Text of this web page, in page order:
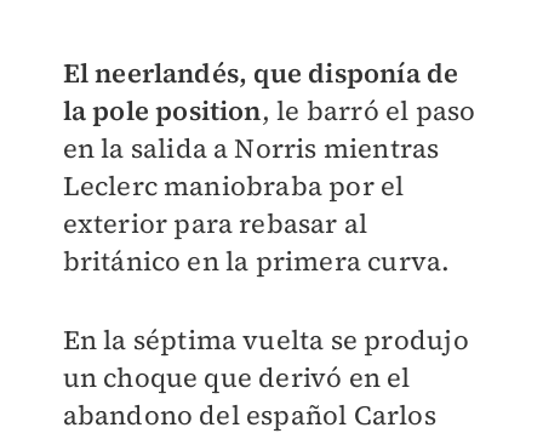
El neerlandés, que disponía de
la pole position, le barró el paso
en la salida a Norris mientras
Leclerc maniobraba por el
exterior para rebasar al
británico en la primera curva.
En la séptima vuelta se produjo
un choque que derivó en el
abandono del español Carlos